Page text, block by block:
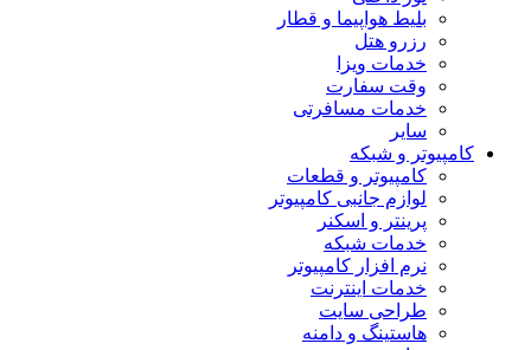
بلیط هواپیما و قطار
رزرو هتل
خدمات ویزا
وقت سفارت
خدمات مسافرتی
سایر
کامپیوتر و شبکه
کامپیوتر و قطعات
لوازم جانبی کامپیوتر
پرینتر و اسکنر
خدمات شبکه
نرم افزار کامپیوتر
خدمات اینترنت
طراحی سایت
هاستینگ و دامنه